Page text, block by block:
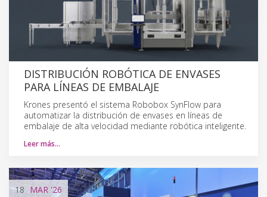
DISTRIBUCIÓN ROBÓTICA DE ENVASES
PARA LÍNEAS DE EMBALAJE
Krones presentó el sistema Robobox SynFlow para
automatizar la distribución de envases en líneas de
embalaje de alta velocidad mediante robótica inteligente.
Leer más…
18 MAR '26